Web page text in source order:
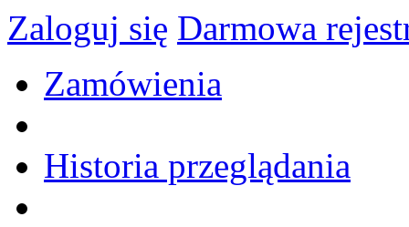
Zaloguj się Darmowa
Zamówienia
Historia przeglądania